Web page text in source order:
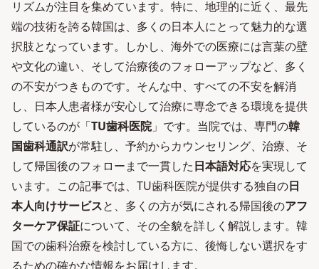
リズムが注目を集めています。特に、地理的に近く、最先
端の技術を誇る韓国は、多くの日本人にとって魅力的な選
択肢となっています。しかし、海外での医療には言葉の壁
や文化の違い、そして治療後のフォローアップなど、多く
の不安がつきものです。そんな中、すべての不安を解消
し、日本人患者様が安心して治療に専念できる環境を提供
しているのが「TU歯科医院」です。当院では、専門の韓
国歯科通訳が常駐し、予約からカウンセリング、治療、そ
して帰国後のフォローまで一貫した日本語対応を実現して
います。この記事では、TU歯科医院が提供する独自の日
本人向けサービスと、多くの方が気にされる帰国後のアフ
ターケア保証について、その全貌を詳しく解説します。韓
国での歯科治療を検討している方に、後悔しない選択をす
るための確かな情報をお届けします。